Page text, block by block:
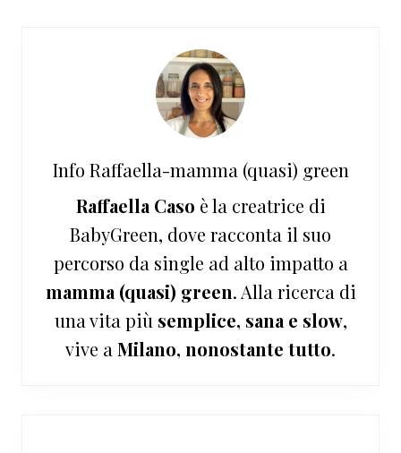
Info Raffaella-mamma (quasi) green
Raffaella Caso è la creatrice di
BabyGreen, dove racconta il suo
percorso da single ad alto impatto a
mamma (quasi) green. Alla ricerca di
una vita più semplice, sana e slow,
vive a Milano, nonostante tutto.